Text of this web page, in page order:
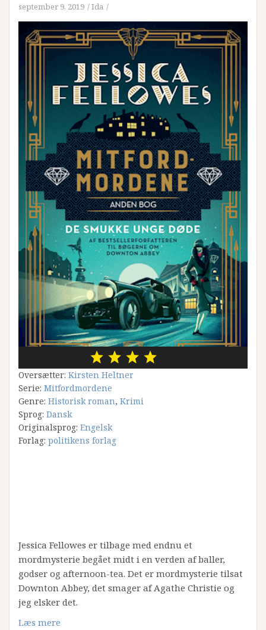
september 9, 2019 Ida
Oversætter: Kirsten Heltner
Serie: Mitfordmordene
Genre: Historisk roman, Krimi
Sprog: Dansk
Originalsprog: Engelsk
Forlag: politikens forlag
Jessica Fellowes er tilbage med endnu et
mordmysterie begået midt i en verden af baller,
godser og afternoon-tea. Det er mordmysterie tilsat
Downton Abbey, det smager af Agathe Christie og
jeg elsker det.
Læs mere